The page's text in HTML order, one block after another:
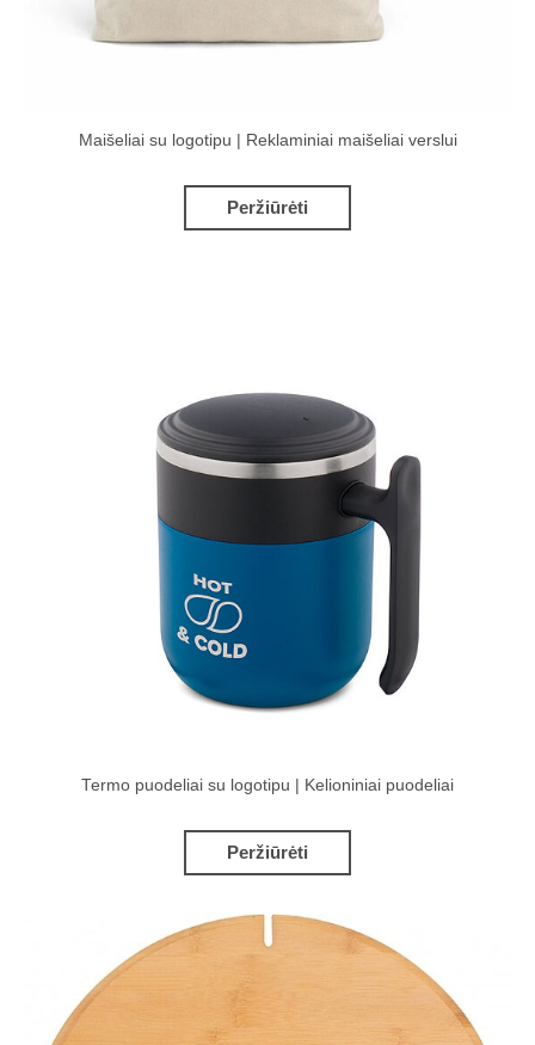
Maišeliai su logotipu | Reklaminiai maišeliai verslui
Peržiūrėti
Termo puodeliai su logotipu | Kelioniniai puodeliai
Peržiūrėti